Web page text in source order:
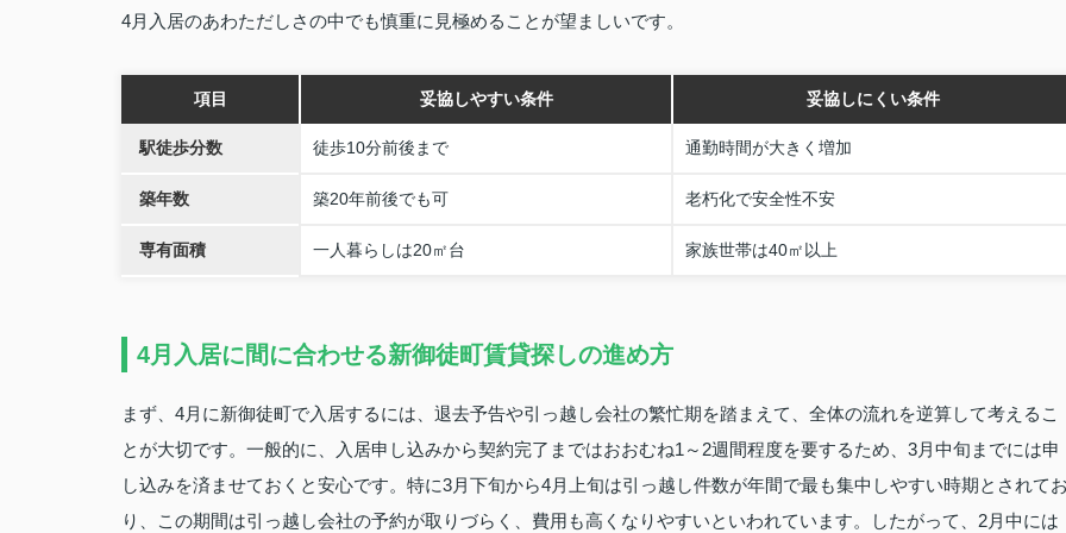
4月入居のあわただしさの中でも慎重に見極めることが望ましいです。
項目 妥協しやすい条件 妥協しにくい条件
駅徒歩分数 徒歩10分前後まで 通勤時間が大きく増加
築年数 築20年前後でも可 老朽化で安全性不安
専有面積 一人暮らしは20㎡台 家族世帯は40㎡以上
4月入居に間に合わせる新御徒町賃貸探しの進め方
まず、4月に新御徒町で入居するには、退去予告や引っ越し会社の繁忙期を踏まえて、全体の流れを逆算して考えるこ
とが大切です。一般的に、入居申し込みから契約完了まではおおむね1～2週間程度を要するため、3月中旬までには申
し込みを済ませておくと安心です。特に3月下旬から4月上旬は引っ越し件数が年間で最も集中しやすい時期とされて
り、この期間は引っ越し会社の予約が取りづらく、費用も高くなりやすいといわれています。したがって、2月中には